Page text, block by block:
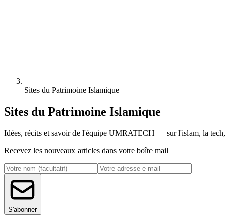
Sites du Patrimoine Islamique
Sites du Patrimoine Islamique
Idées, récits et savoir de l'équipe UMRATECH — sur l'islam, la tech,
Recevez les nouveaux articles dans votre boîte mail
S'abonner